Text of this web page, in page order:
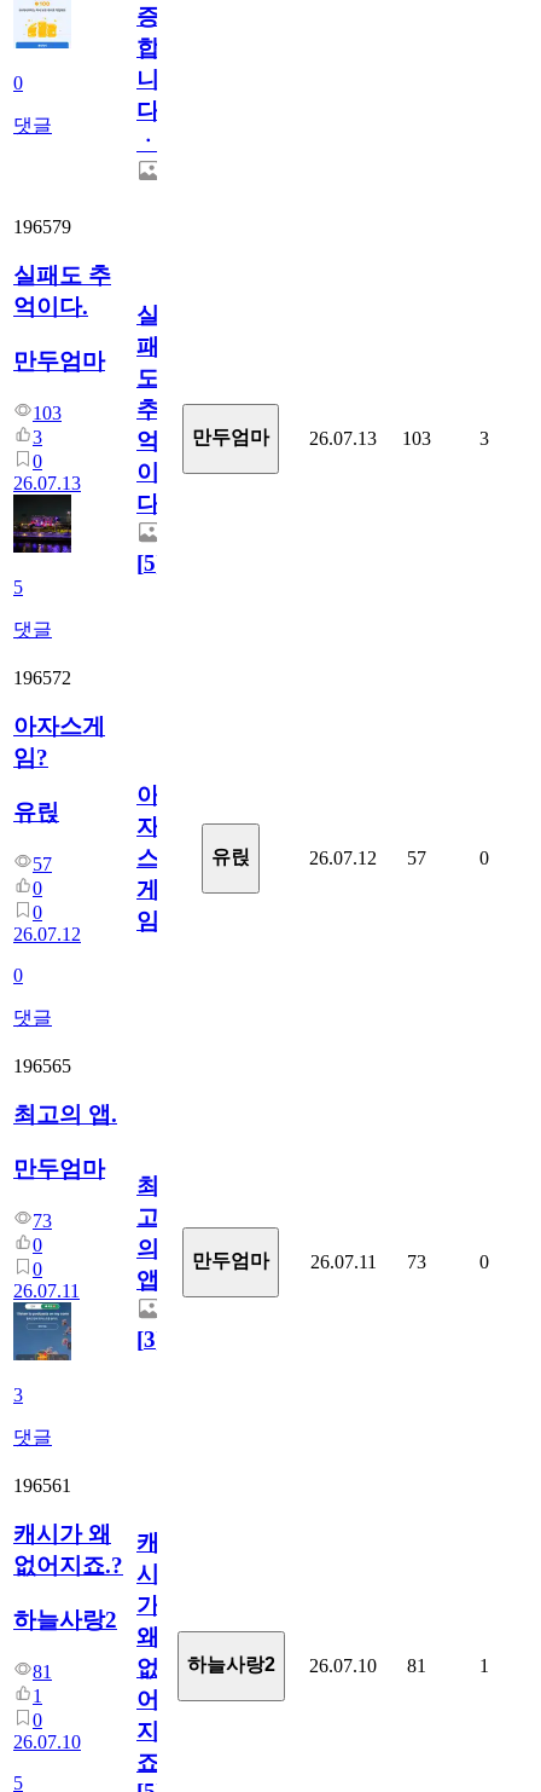
0
댓글
증
합
니
다
ㆍ
196579
실패도 추
억이다.
만두엄마
103
3
0
26.07.13
5
댓글
실
패
도
추
억
이
다.
[5]
만두엄마 26.07.13 103 3
196572
아자스게
임?
유릱
57
0
0
26.07.12
0
댓글
아
자
스
게
임?
유릱 26.07.12 57 0
196565
최고의 앱.
만두엄마
73
0
0
26.07.11
3
댓글
최
고
의
앱.
[3]
만두엄마 26.07.11 73 0
196561
캐시가 왜
없어지죠.?
하늘사랑2
81
1
0
26.07.10
5
캐
시
가
왜
없
어
지
죠.?
하늘사랑2 26.07.10 81 1